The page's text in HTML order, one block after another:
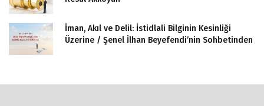
İman, Akıl ve Delil: İstidlali Bilginin Kesinliği
Üzerine / Şenel İlhan Beyefendi’nin Sohbetinden